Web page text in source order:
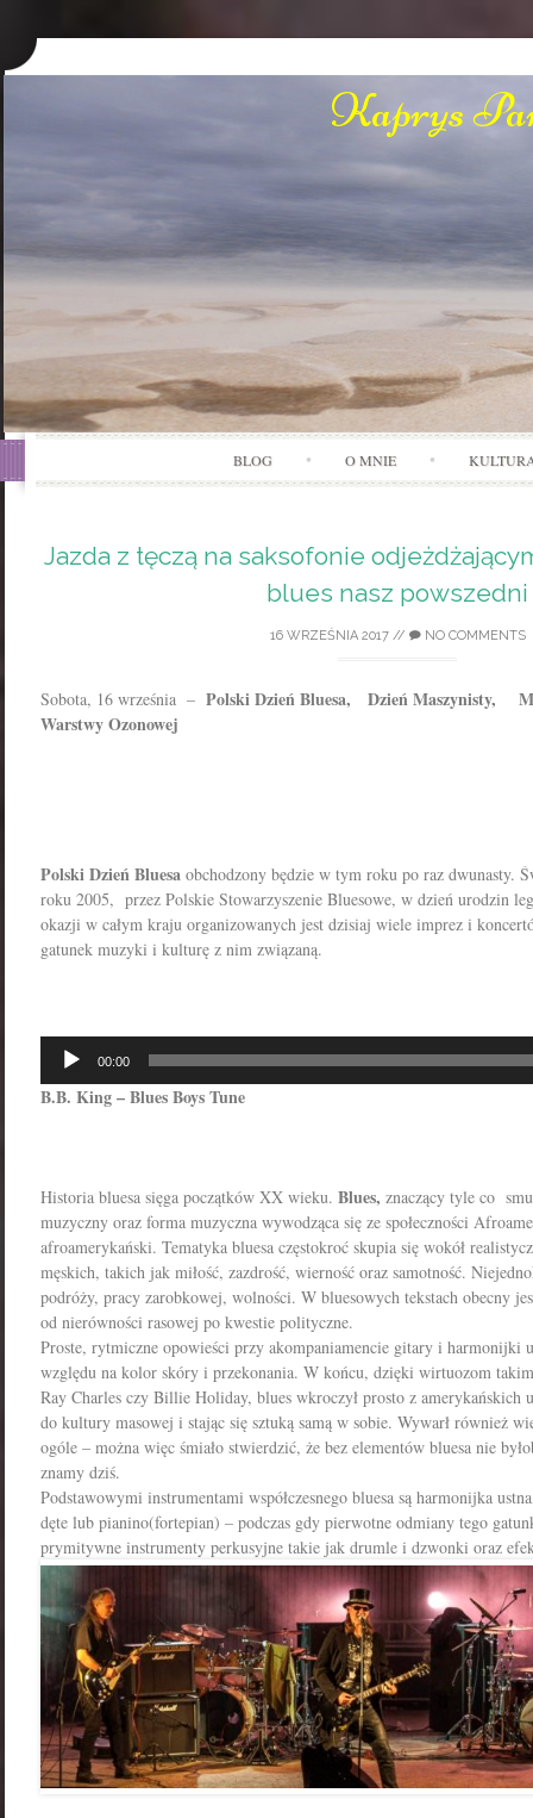
Kaprys
BLOG O MNIE
Jazda z tęczą na saksofonie
blues nasz powszedni
16 WRZEŚNIA 2017// NO COMMENTS
Sobota, 16 września – PolskiDzień Bluesa, Dzień Maszynisty,
Warstwy Ozonowej
PolskiDzień Bluesa obchodzony będzie w tym roku po raz dwunasty.
roku 2005, przez Polskie Stowarzyszenie Bluesowe, w dzień urodzin
okazji w całym kraju organizowanych jest dzisiaj wiele imprez i
gatunek muzyki i kulturę z nim związaną.
Odtwarzacz
plików
dźwiękowych
00:00
B.B. King – Blues Boys Tune
Historia bluesa sięga początków XX wieku. Blues, znaczący tyle co
muzyczny oraz forma muzyczna wywodząca się ze społeczności
afroamerykański. Tematyka bluesa częstokroć skupia się wokół
męskich, takich jak miłość, zazdrość, wierność oraz samotność.
podróży, pracy zarobkowej, wolności. W bluesowych tekstach obecny
od nierówności rasowej po kwestie polityczne.
Proste, rytmiczne opowieści przy akompaniamencie gitary i harmonijki
względu na kolor skóry i przekonania. W końcu, dzięki wirtuozom
Ray Charles czy Billie Holiday, blues wkroczył prosto z amerykańskich
do kultury masowej i stając się sztuką samą w sobie. Wywarł również
ogóle – można więc śmiało stwierdzić, że bez elementów bluesa nie
znamy dziś.
Podstawowymi instrumentami współczesnego bluesa są harmonijka
dęte lub pianino(fortepian) – podczas gdy pierwotne odmiany tego
prymitywne instrumenty perkusyjne takie jak drumle i dzwonki oraz